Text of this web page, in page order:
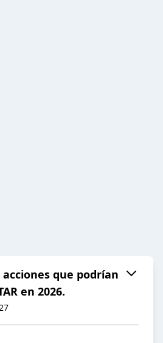
acciones que podrían
en 2026.